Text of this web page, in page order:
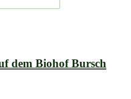
dem Biohof Bursch